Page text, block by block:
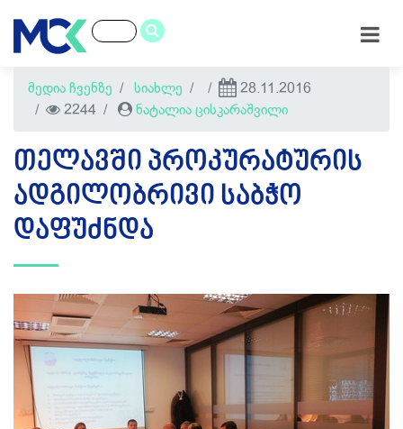
მედია ჩვენზე სიახლე
28.11.2016
2244
ნატალია ცისკარაშვილი
ᲗᲔᲚᲐᲕᲨᲘ ᲞᲠᲝᲙᲣᲠᲐᲢᲣᲠᲘᲡ
ᲐᲓᲒᲘᲚᲝᲑᲠᲘᲕᲘ ᲡᲐᲑᲭᲝ
ᲓᲐᲤᲣᲫᲜᲓᲐ